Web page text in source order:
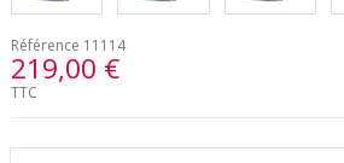
Référence 11114
219,00 €
TTC